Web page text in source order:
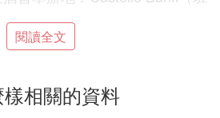
迎接他們的不是導游，而是旅
閱讀全文
相關的資料